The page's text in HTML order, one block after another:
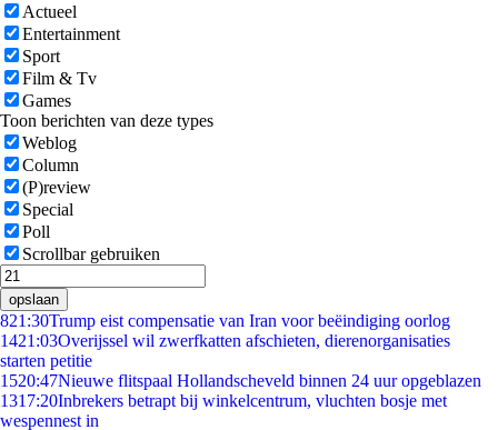
Actueel
Entertainment
Sport
Film & Tv
Games
Toon berichten van deze types
Weblog
Column
(P)review
Special
Poll
Scrollbar gebruiken
opslaan
821:30Trump eist compensatie van Iran voor beëindiging oorlog
1421:03Overijssel wil zwerfkatten afschieten, dierenorganisaties
starten petitie
1520:47Nieuwe flitspaal Hollandscheveld binnen 24 uur opgeblazen
1317:20Inbrekers betrapt bij winkelcentrum, vluchten bosje met
wespennest in